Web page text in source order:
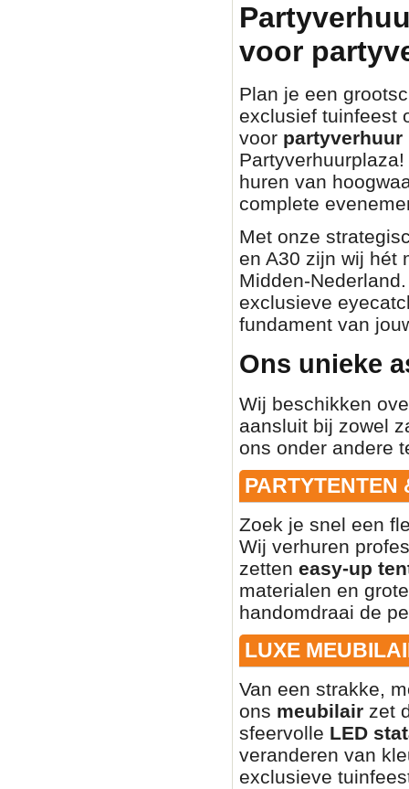
voor
Plan je een
exclusief tuinfeest
voor partyverhuur
huren van
complete
Met onze
en A30 zijn wij hét
Midden-
exclusieve
fundament van
Ons unieke
Wij beschikken
aansluit bij zowel
ons onder andere
PARTYTENTEN
Zoek je snel een
Wij verhuren
zetten easy-up
materialen en
handomdraai de
LUXE
Van een strakke,
ons meubilair zet
sfeervolle LED
veranderen van
exclusieve